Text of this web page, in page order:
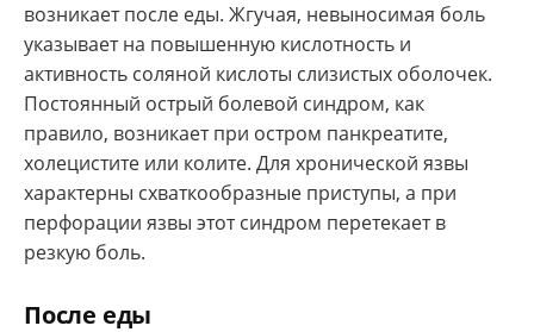
возникает после еды. Жгучая, невыносимая боль
указывает на повышенную кислотность и
активность соляной кислоты слизистых оболочек.
Постоянный острый болевой синдром, как
правило, возникает при остром панкреатите,
холецистите или колите. Для хронической язвы
характерны схваткообразные приступы, а при
перфорации язвы этот синдром перетекает в
резкую боль.
После еды